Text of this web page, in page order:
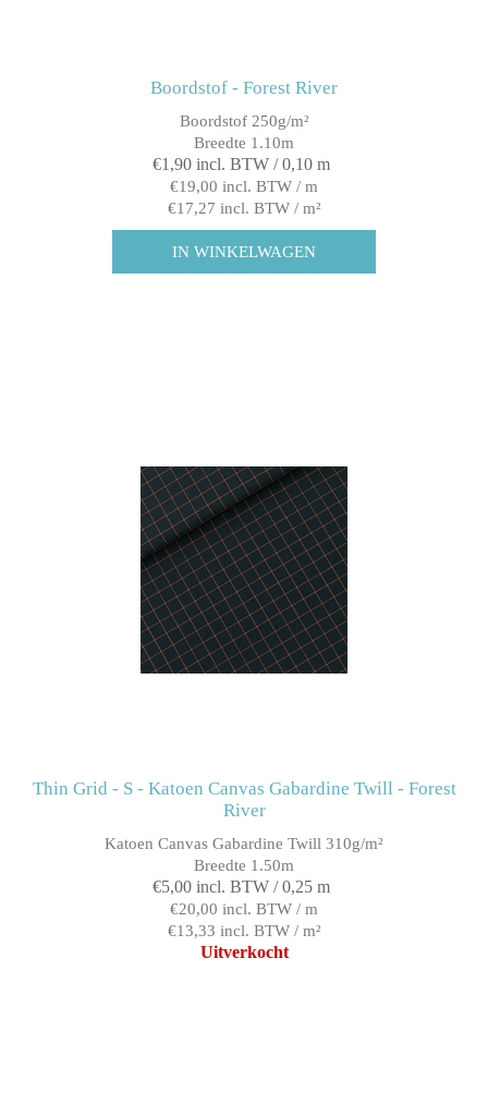
Boordstof - Forest River
Boordstof 250g/m²
Breedte 1.10m
€1,90 incl. BTW / 0,10 m
€19,00 incl. BTW / m
€17,27 incl. BTW / m²
Thin Grid - S - Katoen Canvas Gabardine Twill - Forest
River
Katoen Canvas Gabardine Twill 310g/m²
Breedte 1.50m
€5,00 incl. BTW / 0,25 m
€20,00 incl. BTW / m
€13,33 incl. BTW / m²
Uitverkocht